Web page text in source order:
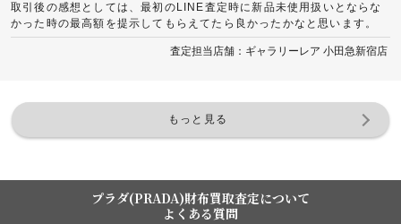
取引後の感想としては、最初のLINE査定時に新品未使用扱いとならな
かった時の最高額を提示してもらえてたら良かったかなと思います。
査定担当店舗：ギャラリーレア 小田急新宿店
もっと見る
プラダ(PRADA)財布買取査定について
よくある質問